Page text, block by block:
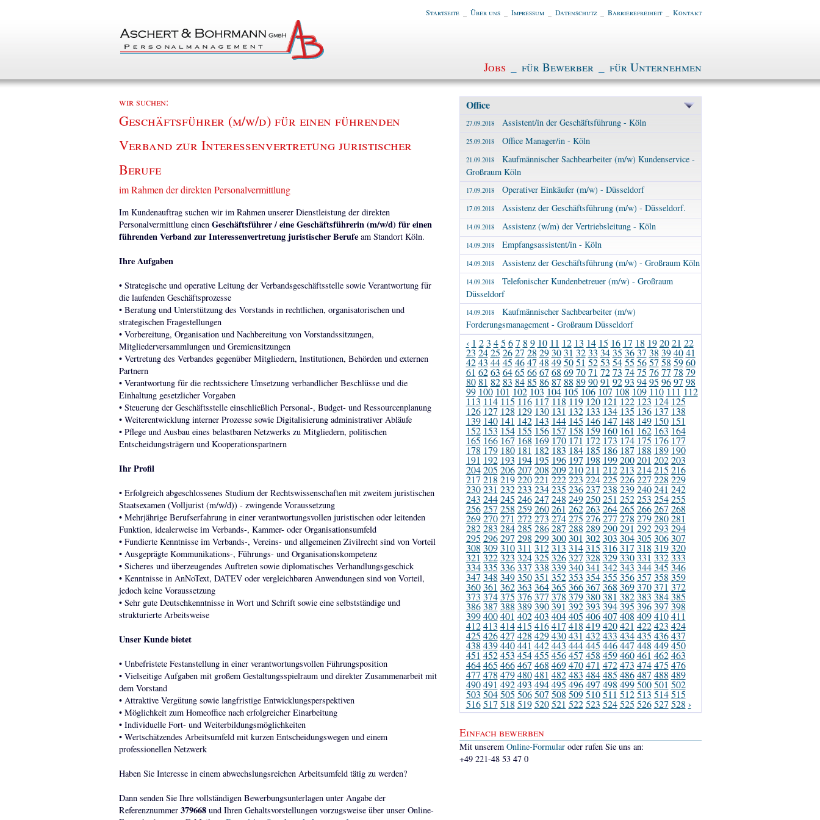
Startseite Über uns Impressum Datenschutz Barrierefreiheit Kontakt
Jobs für Bewerber für Unternehmen
wir suchen:
Geschäftsführer (m/w/d) für einen führenden
Verband zur Interessenvertretung juristischer
Berufe
im Rahmen der direkten Personalvermittlung
Im Kundenauftrag suchen wir im Rahmen unserer Dienstleistung der direkten
Personalvermittlung einen Geschäftsführer / eine Geschäftsführerin (m/w/d) für einen
führenden Verband zur Interessenvertretung juristischer Berufeam Standort Köln.
Ihre Aufgaben
• Strategische und operative Leitung der Verbandsgeschäftsstelle sowie Verantwortung für
die laufenden Geschäftsprozesse
• Beratung und Unterstützung des Vorstands in rechtlichen, organisatorischen und
strategischen Fragestellungen
• Vorbereitung, Organisation und Nachbereitung von Vorstandssitzungen,
Mitgliederversammlungen und Gremiensitzungen
• Vertretung des Verbandes gegenüber Mitgliedern, Institutionen, Behörden und externen
Partnern
• Verantwortung für die rechtssichere Umsetzung verbandlicher Beschlüsse und die
Einhaltung gesetzlicher Vorgaben
• Steuerung der Geschäftsstelle einschließlich Personal-, Budget- und Ressourcenplanung
• Weiterentwicklung interner Prozesse sowie Digitalisierung administrativer Abläufe
• Pflege und Ausbau eines belastbaren Netzwerks zu Mitgliedern, politischen
Entscheidungsträgern und Kooperationspartnern
Ihr Profil
• Erfolgreich abgeschlossenes Studium der Rechtswissenschaften mit zweitem juristischen
Staatsexamen (Volljurist (m/w/d)) - zwingende Voraussetzung
• Mehrjährige Berufserfahrung in einer verantwortungsvollen juristischen oder leitenden
Funktion, idealerweise im Verbands-, Kammer- oder Organisationsumfeld
• Fundierte Kenntnisse im Verbands-, Vereins- und allgemeinen Zivilrecht sind von Vorteil
• Ausgeprägte Kommunikations-, Führungs- und Organisationskompetenz
• Sicheres und überzeugendes Auftreten sowie diplomatisches Verhandlungsgeschick
• Kenntnisse in AnNoText, DATEV oder vergleichbaren Anwendungen sind von Vorteil,
jedoch keine Voraussetzung
• Sehr gute Deutschkenntnisse in Wort und Schrift sowie eine selbstständige und
strukturierte Arbeitsweise
Unser Kunde bietet
• Unbefristete Festanstellung in einer verantwortungsvollen Führungsposition
• Vielseitige Aufgaben mit großem Gestaltungsspielraum und direkter Zusammenarbeit mit
dem Vorstand
• Attraktive Vergütung sowie langfristige Entwicklungsperspektiven
• Möglichkeit zum Homeoffice nach erfolgreicher Einarbeitung
• Individuelle Fort- und Weiterbildungsmöglichkeiten
• Wertschätzendes Arbeitsumfeld mit kurzen Entscheidungswegen und einem
professionellen Netzwerk
Haben Sie Interesse in einem abwechslungsreichen Arbeitsumfeld tätig zu werden?
Dann senden Sie Ihre vollständigen Bewerbungsunterlagen unter Angabe der
Referenznummer 379668und Ihren Gehaltsvorstellungen vorzugsweise über unser Online-
Office
27.09.2018 Assistent/in der Geschäftsführung - Köln
25.09.2018 Office Manager/in - Köln
21.09.2018
Kaufmännischer Sachbearbeiter (m/w) Kundenservice -
Großraum Köln
17.09.2018 Operativer Einkäufer (m/w) - Düsseldorf
17.09.2018 Assistenz der Geschäftsführung (m/w) - Düsseldorf.
14.09.2018 Assistenz (w/m) der Vertriebsleitung - Köln
14.09.2018 Empfangsassistent/in - Köln
14.09.2018 Assistenz der Geschäftsführung (m/w) - Großraum Köln
14.09.2018
Telefonischer Kundenbetreuer (m/w) - Großraum
Düsseldorf
14.09.2018
Kaufmännischer Sachbearbeiter (m/w)
Forderungsmanagement - Großraum Düsseldorf
‹ 1 2 3 4 5 6 7 8 9 10 11 12 13 14 15 16 17 18 19 20 21 22
23 24 25 26 27 28 29 30 31 32 33 34 35 36 37 38 39 40 41
42 43 44 45 46 47 48 49 50 51 52 53 54 55 56 57 58 59 60
61 62 63 64 65 66 67 68 69 70 71 72 73 74 75 76 77 78 79
80 81 82 83 84 85 86 87 88 89 90 91 92 93 94 95 96 97 98
99 100 101 102 103 104 105 106 107 108 109 110 111 112
113 114 115 116 117 118 119 120 121 122 123 124 125
126 127 128 129 130 131 132 133 134 135 136 137 138
139 140 141 142 143 144 145 146 147 148 149 150 151
152 153 154 155 156 157 158 159 160 161 162 163 164
165 166 167 168 169 170 171 172 173 174 175 176 177
178 179 180 181 182 183 184 185 186 187 188 189 190
191 192 193 194 195 196 197 198 199 200 201 202 203
204 205 206 207 208 209 210 211 212 213 214 215 216
217 218 219 220 221 222 223 224 225 226 227 228 229
230 231 232 233 234 235 236 237 238 239 240 241 242
243 244 245 246 247 248 249 250 251 252 253 254 255
256 257 258 259 260 261 262 263 264 265 266 267 268
269 270 271 272 273 274 275 276 277 278 279 280 281
282 283 284 285 286 287 288 289 290 291 292 293 294
295 296 297 298 299 300 301 302 303 304 305 306 307
308 309 310 311 312 313 314 315 316 317 318 319 320
321 322 323 324 325 326 327 328 329 330 331 332 333
334 335 336 337 338 339 340 341 342 343 344 345 346
347 348 349 350 351 352 353 354 355 356 357 358 359
360 361 362 363 364 365 366 367 368 369 370 371 372
373 374 375 376 377 378 379 380 381 382 383 384 385
386 387 388 389 390 391 392 393 394 395 396 397 398
399 400 401 402 403 404 405 406 407 408 409 410 411
412 413 414 415 416 417 418 419 420 421 422 423 424
425 426 427 428 429 430 431 432 433 434 435 436 437
438 439 440 441 442 443 444 445 446 447 448 449 450
451 452 453 454 455 456 457 458 459 460 461 462 463
464 465 466 467 468 469 470 471 472 473 474 475 476
477 478 479 480 481 482 483 484 485 486 487 488 489
490 491 492 493 494 495 496 497 498 499 500 501 502
503 504 505 506 507 508 509 510 511 512 513 514 515
516 517 518 519 520 521 522 523 524 525 526 527 528 ›
Einfach bewerben
Mit unserem Online-Formularoder rufen Sie uns an:
+49 221-48 53 47 0